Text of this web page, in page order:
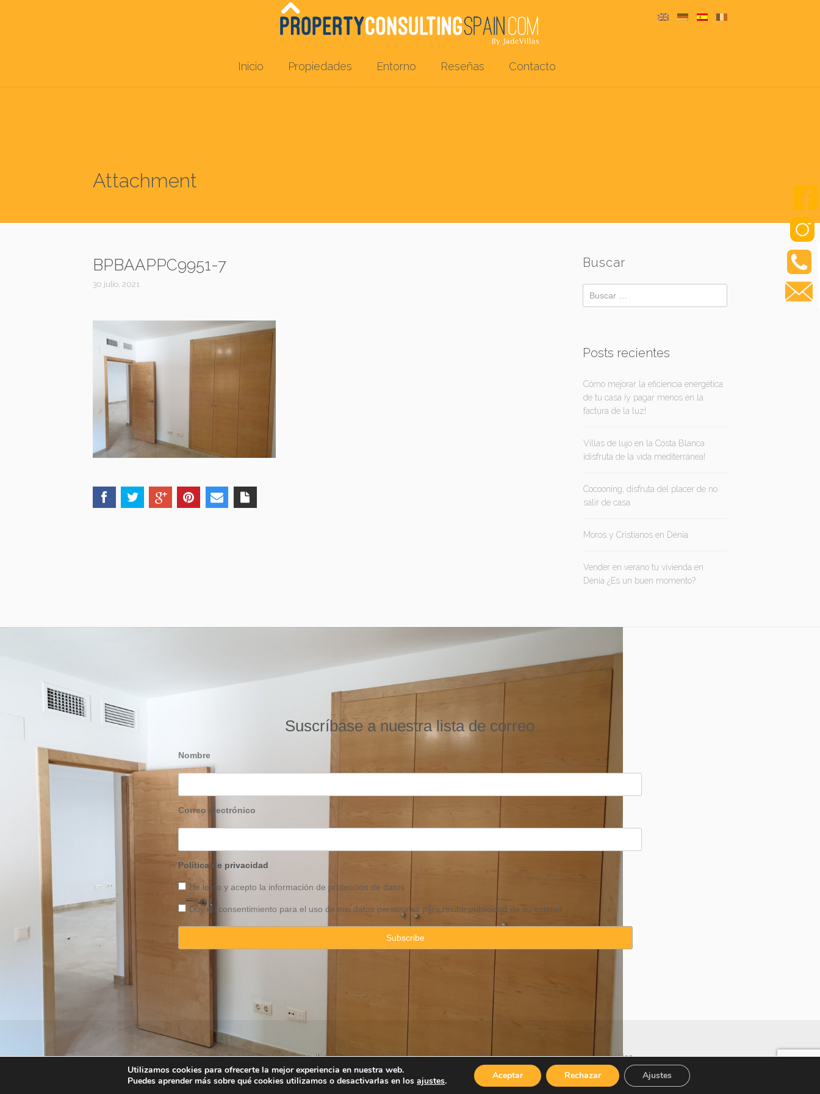
Inicio Propiedades Entorno Reseñas Contacto
Attachment
BPBAAPPC9951-7
30 julio, 2021
Buscar
Posts recientes
Cómo mejorar la eficiencia energética
de tu casa ¡y pagar menos en la
factura de la luz!
Villas de lujo en la Costa Blanca
¡disfruta de la vida mediterránea!
Cocooning, disfruta del placer de no
salir de casa
Moros y Cristianos en Dénia
Vender en verano tu vivienda en
Dénia ¿Es un buen momento?
Suscríbase a nuestra lista de correo
Nombre
Correo electrónico
Política de privacidad
He leído y acepto la información de protección de datos
Doy mi consentimiento para el uso de mis datos personales para recibir publicidad de su entidad
Copyright © 2025 Property Consulting Spain By JadeVillas S.L. ·Aviso legal·Política de privacidad·Política de cookies
Utilizamos cookies para ofrecerte la mejor experiencia en nuestra web.
Puedes aprender más sobre qué cookies utilizamos o desactivarlas en losajustes. Aceptar Rechazar Ajustes